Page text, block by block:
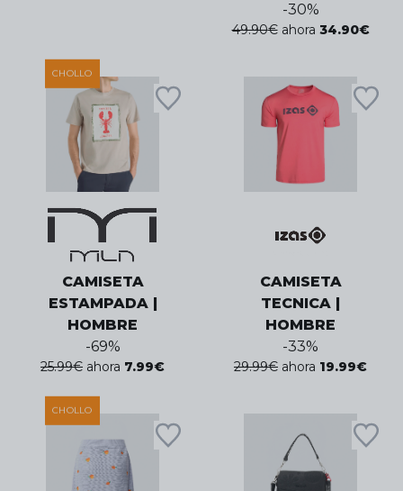
-30%
49.90€ ahora 34.90€
CHOLLO
CAMISETA
ESTAMPADA |
HOMBRE
-69%
25.99€ ahora 7.99€
CAMISETA
TECNICA |
HOMBRE
-33%
29.99€ ahora 19.99€
CHOLLO